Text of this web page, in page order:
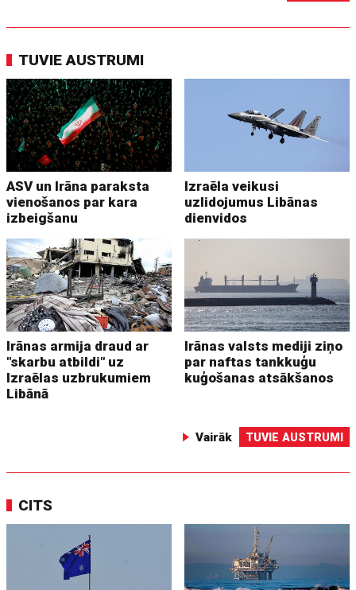
TUVIE AUSTRUMI
ASV un Irāna paraksta
vienošanos par kara
izbeigšanu
Izraēla veikusi
uzlidojumus Libānas
dienvidos
Irānas armija draud ar
"skarbu atbildi" uz
Izraēlas uzbrukumiem
Libānā
Irānas valsts mediji ziņo
par naftas tankkuģu
kuģošanas atsākšanos
Vairāk TUVIE AUSTRUMI
CITS